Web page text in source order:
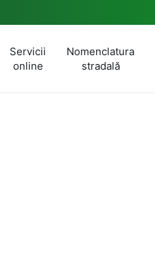
Servicii
online
Nomenclatura
stradală